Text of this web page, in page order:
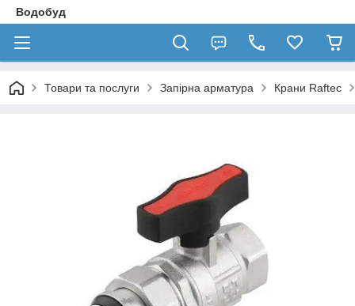
Водобуд
Товари та послуги Запірна арматура Крани Raftec